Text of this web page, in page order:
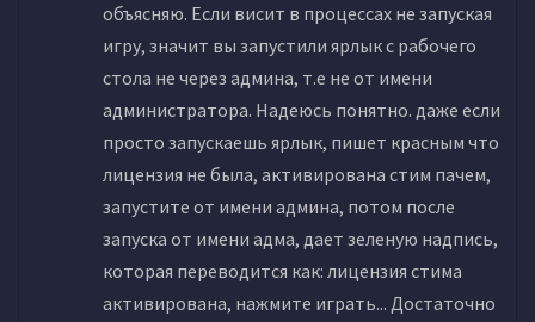
объясняю. Если висит в процессах не запуская
игру, значит вы запустили ярлык с рабочего
стола не через админа, т.е не от имени
администратора. Надеюсь понятно. даже если
просто запускаешь ярлык, пишет красным что
лицензия не была, активирована стим пачем,
запустите от имени админа, потом после
запуска от имени адма, дает зеленую надпись,
которая переводится как: лицензия стима
активирована, нажмите играть... Достаточно